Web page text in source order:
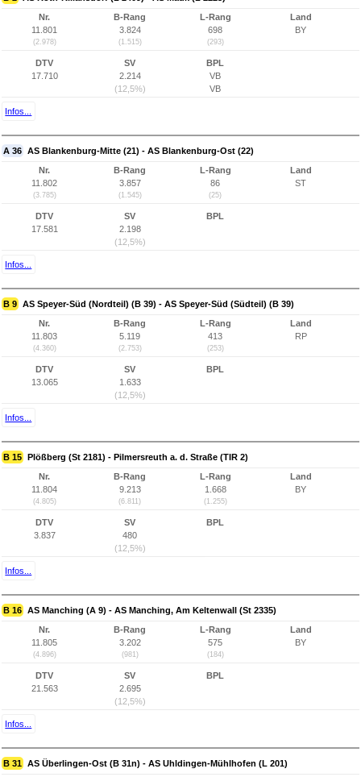
Nr.
11.801
(2.978)
B-Rang
3.824
(1.515)
L-Rang
698
(293)
Land
BY
DTV
17.710
SV
2.214
(12,5%)
BPL
VB
VB
Infos...
A 36 AS Blankenburg-Mitte (21) - AS Blankenburg-Ost (22)
Nr.
11.802
(3.785)
B-Rang
3.857
(1.545)
L-Rang
86
(25)
Land
ST
DTV
17.581
SV
2.198
(12,5%)
BPL
Infos...
B 9 AS Speyer-Süd (Nordteil) (B 39) - AS Speyer-Süd (Südteil) (B 39)
Nr.
11.803
(4.360)
B-Rang
5.119
(2.753)
L-Rang
413
(253)
Land
RP
DTV
13.065
SV
1.633
(12,5%)
BPL
Infos...
B 15 Plößberg (St 2181) - Pilmersreuth a. d. Straße (TIR 2)
Nr.
11.804
(4.805)
B-Rang
9.213
(6.811)
L-Rang
1.668
(1.255)
Land
BY
DTV
3.837
SV
480
(12,5%)
BPL
Infos...
B 16 AS Manching (A 9) - AS Manching, Am Keltenwall (St 2335)
Nr.
11.805
(4.896)
B-Rang
3.202
(981)
L-Rang
575
(184)
Land
BY
DTV
21.563
SV
2.695
(12,5%)
BPL
Infos...
B 31 AS Überlingen-Ost (B 31n) - AS Uhldingen-Mühlhofen (L 201)